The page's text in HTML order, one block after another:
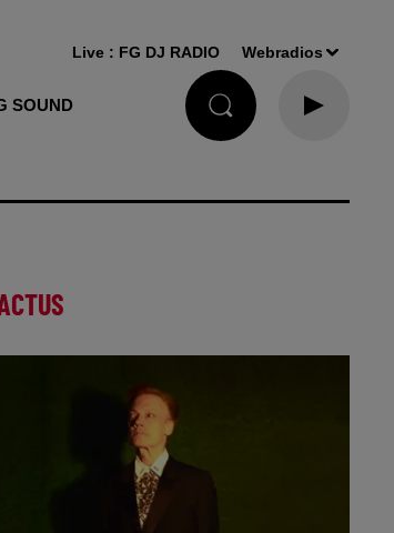
SOUND
Live : FG DJ RADIO Webradios